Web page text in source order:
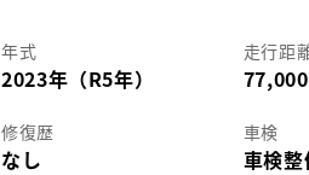
年式
2023年（R5年）
走行距
修復歴
なし
車検
車検整